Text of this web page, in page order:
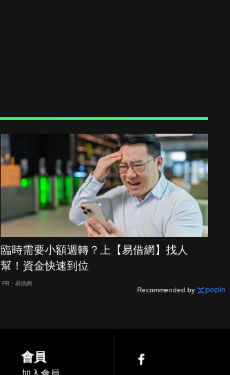
臨時需要小額週轉？上【易借網】找人
幫！資金快速到位
PR・易借網
Recommended by
會員